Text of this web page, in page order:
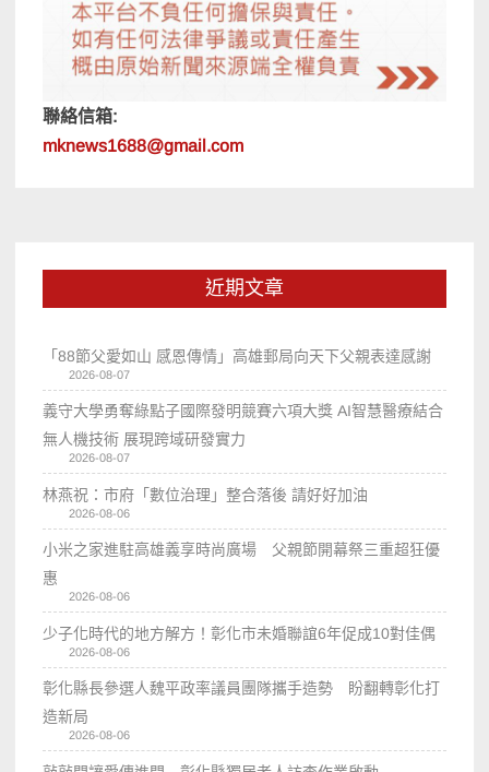
聯絡信箱:
mknews1688@gmail.com
近期文章
「88節父愛如山 感恩傳情」高雄郵局向天下父親表達感謝
2026-08-07
義守大學勇奪綠點子國際發明競賽六項大獎 AI智慧醫療結合
無人機技術 展現跨域研發實力
2026-08-07
林燕祝：市府「數位治理」整合落後 請好好加油
2026-08-06
小米之家進駐高雄義享時尚廣場 父親節開幕祭三重超狂優
惠
2026-08-06
少子化時代的地方解方！彰化市未婚聯誼6年促成10對佳偶
2026-08-06
彰化縣長參選人魏平政率議員團隊攜手造勢 盼翻轉彰化打
造新局
2026-08-06